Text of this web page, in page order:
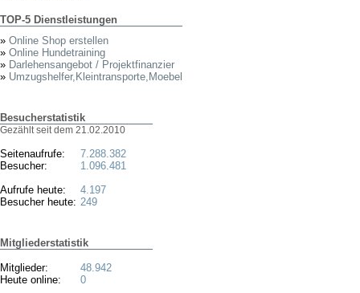
TOP-5 Dienstleistungen
» Online Shop erstellen
» Online Hundetraining
» Darlehensangebot / Projektfinanzier
» Umzugshelfer,Kleintransporte,Moebel
Besucherstatistik
Gezählt seit dem 21.02.2010
Seitenaufrufe:
Besucher:
Aufrufe heute:
Besucher heute:
7.288.382
1.096.481
4.197
249
Mitgliederstatistik
Mitglieder:
Heute online:
48.942
0